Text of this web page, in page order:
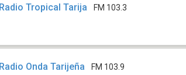
Radio Tropical Tarija FM 103.3
Radio Onda Tarijeña FM 103.9